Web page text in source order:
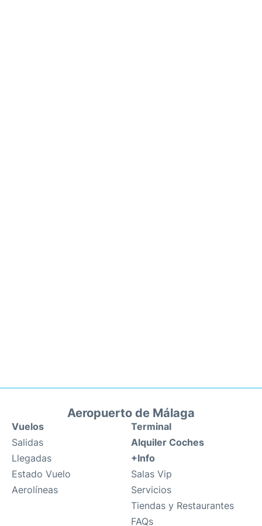
Aeropuerto de Málaga
Vuelos
Salidas
Llegadas
Estado Vuelo
Aerolíneas
Terminal
Alquiler Coches
+Info
Salas Vip
Servicios
Tiendas y Restaurantes
FAQs